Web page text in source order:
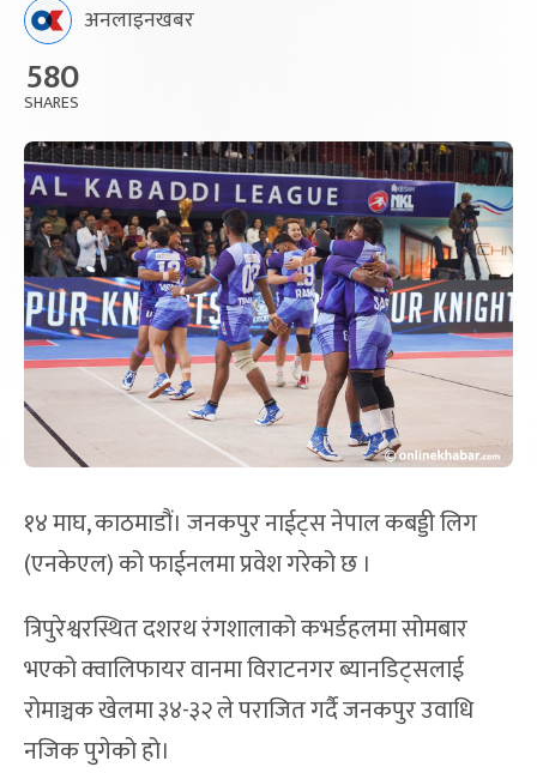
अनलाइनखबर
580
SHARES
१४ माघ, काठमाडौं। जनकपुर नाईट्स नेपाल कबड्डी लिग
(एनकेएल) को फाईनलमा प्रवेश गरेको छ ।
त्रिपुरेश्वरस्थित दशरथ रंगशालाको कभर्डहलमा सोमबार
भएको क्वालिफायर वानमा विराटनगर ब्यानडिट्सलाई
रोमाञ्चक खेलमा ३४-३२ ले पराजित गर्दै जनकपुर उवाधि
नजिक पुगेको हो।